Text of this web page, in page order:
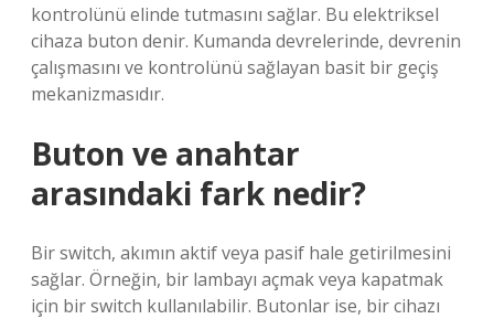
kontrolünü elinde tutmasını sağlar. Bu elektriksel
cihaza buton denir. Kumanda devrelerinde, devrenin
çalışmasını ve kontrolünü sağlayan basit bir geçiş
mekanizmasıdır.
Buton ve anahtar
arasındaki fark nedir?
Bir switch, akımın aktif veya pasif hale getirilmesini
sağlar. Örneğin, bir lambayı açmak veya kapatmak
için bir switch kullanılabilir. Butonlar ise, bir cihazı